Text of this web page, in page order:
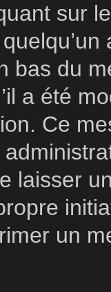
sur
bas du
a été
Ce
laisser
un